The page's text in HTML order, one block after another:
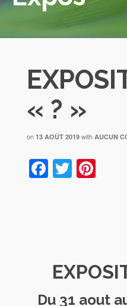
« ? »
on 13 AOÛT 2019 with AUCUN
Facebook
Twitter
Du 31 aout